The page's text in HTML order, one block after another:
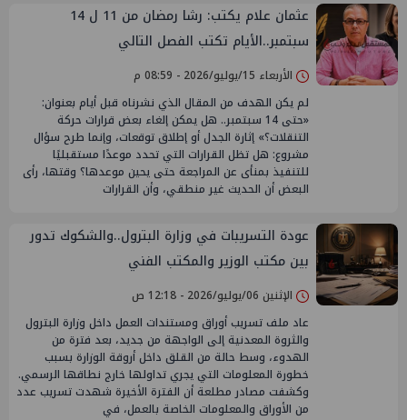
عثمان علام يكتب: رشا رمضان من 11 ل 14
سبتمبر..الأيام تكتب الفصل التالي
الأربعاء 15/يوليو/2026 - 08:59 م
لم يكن الهدف من المقال الذي نشرناه قبل أيام بعنوان:
«حتى 14 سبتمبر.. هل يمكن إلغاء بعض قرارات حركة
التنقلات؟» إثارة الجدل أو إطلاق توقعات، وإنما طرح سؤال
مشروع: هل تظل القرارات التي تحدد موعدًا مستقبليًا
للتنفيذ بمنأى عن المراجعة حتى يحين موعدها؟ وقتها، رأى
البعض أن الحديث غير منطقي، وأن القرارات
عودة التسريبات في وزارة البترول..والشكوك تدور
بين مكتب الوزير والمكتب الفني
الإثنين 06/يوليو/2026 - 12:18 ص
عاد ملف تسريب أوراق ومستندات العمل داخل وزارة البترول
والثروة المعدنية إلى الواجهة من جديد، بعد فترة من
الهدوء، وسط حالة من القلق داخل أروقة الوزارة بسبب
خطورة المعلومات التي يجري تداولها خارج نطاقها الرسمي.
وكشفت مصادر مطلعة أن الفترة الأخيرة شهدت تسريب عدد
من الأوراق والمعلومات الخاصة بالعمل، في